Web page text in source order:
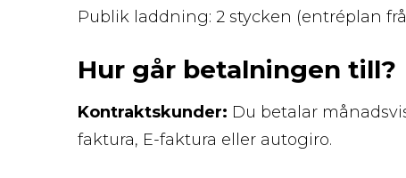
Publik laddning: 2 stycken (entréplan
Hur går betalningen till?
Kontraktskunder: Du betalar
faktura, E-faktura eller autogiro.